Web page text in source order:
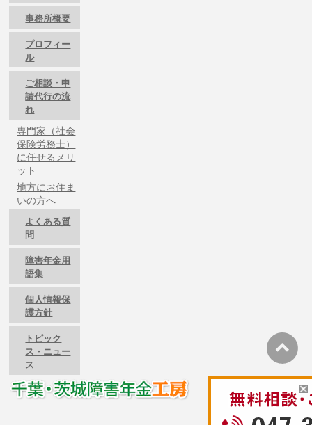
事務所概要
プロフィー
ル
ご相談・申
請代行の流
れ
専門家（社会
保険労務士）
に任せるメリ
ット
地方にお住ま
いの方へ
よくある質
問
障害年金用
語集
個人情報保
護方針
トピック
ス・ニュー
ス